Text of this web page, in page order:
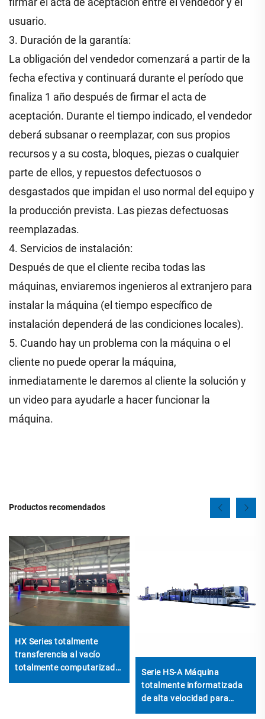
usuario.
3. Duración de la garantía:
La obligación del vendedor comenzará a partir de la
fecha efectiva y continuará durante el período que
finaliza 1 año después de firmar el acta de
aceptación. Durante el tiempo indicado, el vendedor
deberá subsanar o reemplazar, con sus propios
recursos y a su costa, bloques, piezas o cualquier
parte de ellos, y repuestos defectuosos o
desgastados que impidan el uso normal del equipo y
la producción prevista. Las piezas defectuosas
reemplazadas.
4. Servicios de instalación:
Después de que el cliente reciba todas las
máquinas, enviaremos ingenieros al extranjero para
instalar la máquina (el tiempo específico de
instalación dependerá de las condiciones locales).
5. Cuando hay un problema con la máquina o el
cliente no puede operar la máquina,
inmediatamente le daremos al cliente la solución y
un video para ayudarle a hacer funcionar la
máquina.
Productos recomendados
HX Series totalmente
transferencia al vacío
totalmente computarizada
impresión hacia abajo
Serie HS-A Máquina
totalmente informatizada
de alta velocidad para